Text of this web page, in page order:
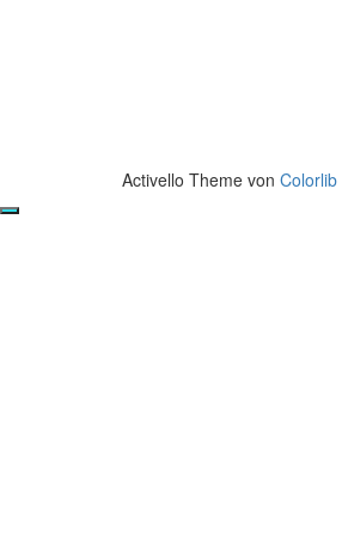
Activello Theme von Colorlib